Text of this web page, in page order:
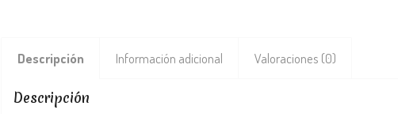
Descripción Información adicional Valoraciones (0)
Descripción